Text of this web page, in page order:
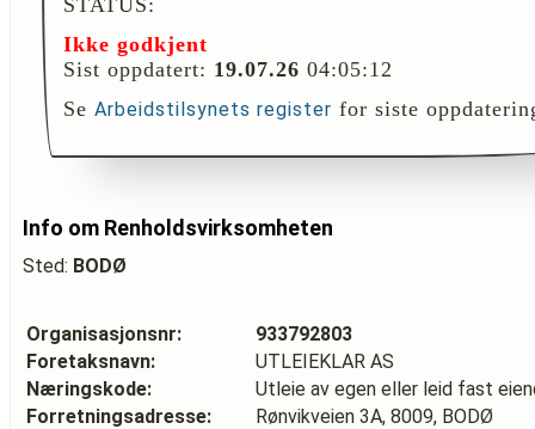
STATUS:
Ikke godkjent
Sist oppdatert: 19.07.26 04:05:12
Se Arbeidstilsynets register for siste
Info om Renholdsvirksomheten
Sted: BODØ
Organisasjonsnr:
933792803
Foretaksnavn:
UTLEIEKLAR AS
Næringskode:
Utleie av egen eller leid fast
Forretningsadresse:
Rønvikveien 3A, 8009, BODØ